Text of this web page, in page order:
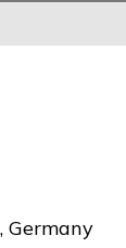
Germany